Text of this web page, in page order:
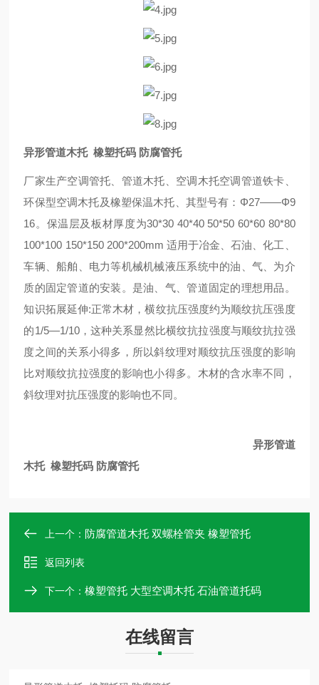
异形管道木托 橡塑托码 防腐管托
厂家生产空调管托、管道木托、空调木托空调管道铁卡、
环保型空调木托及橡塑保温木托、其型号有：Φ27——Φ9
16。保温层及板材厚度为30*30 40*40 50*50 60*60 80*80
100*100 150*150 200*200mm 适用于冶金、石油、化工、
车辆、船舶、电力等机械机械液压系统中的油、气、为介
质的固定管道的安装。是油、气、管道固定的理想用品。
知识拓展延伸:正常木材，横纹抗压强度约为顺纹抗压强度
的1/5—1/10，这种关系显然比横纹抗拉强度与顺纹抗拉强
度之间的关系小得多，所以斜纹理对顺纹抗压强度的影响
比对顺纹抗拉强度的影响也小得多。木材的含水率不同，
斜纹理对抗压强度的影响也不同。
异形管道
木托 橡塑托码 防腐管托
上一个： 防腐管道木托 双螺栓管夹 橡塑管托
返回列表
下一个：橡塑管托 大型空调木托 石油管道托码
在线留言